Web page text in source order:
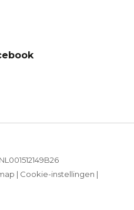
| Cookie-instellingen |